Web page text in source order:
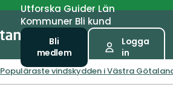
UtforskaGuiderLän
Kommuner Bli kund
Bli
medlem
Logga
in
Populäraste vindskydden i Västra